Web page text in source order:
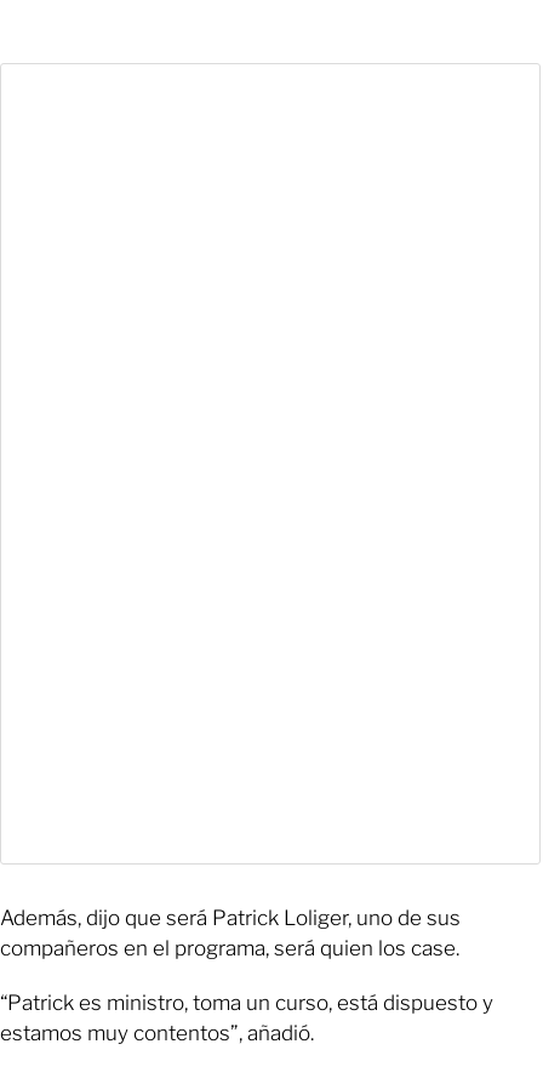
Además, dijo que será Patrick Loliger, uno de sus
compañeros en el programa, será quien los case.
“Patrick es ministro, toma un curso, está dispuesto y
estamos muy contentos”, añadió.